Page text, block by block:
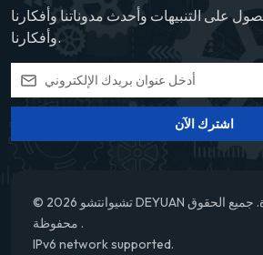
على التنبيهات وأحدث مدوناتنا وأفكارنا
وأفكارنا.
اشترك الآن
© 2026 تشيوانتشو DEYUAN آلات البناء المحدودة. جميع الحقوق
محفوظة .
IPv6 network supported.